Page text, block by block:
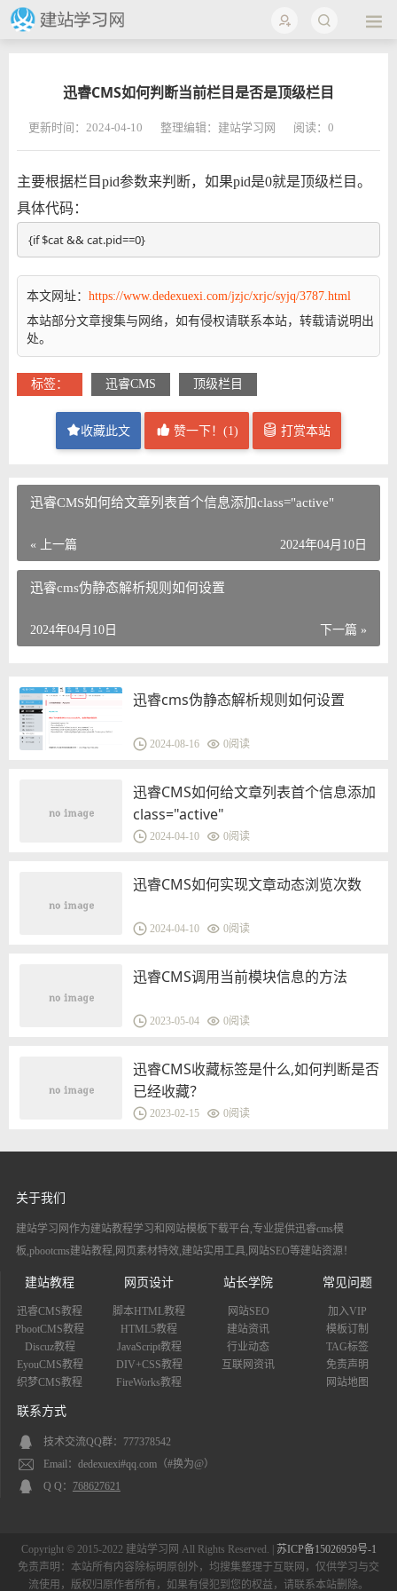
迅睿CMS如何判断当前栏目是否是顶级栏目
更新时间：2024-04-10 整理编辑：建站学习网 阅读： 0
主要根据栏目pid参数来判断，如果pid是0就是顶级栏目。
具体代码：
{if $cat && cat.pid==0}
本文网址： https://www.dedexuexi.com/jzjc/xrjc/syjq/3787.html
本站部分文章搜集与网络，如有侵权请联系本站，转载请说明出
处。
标签： 迅睿CMS 顶级栏目
收藏此文 赞一下！(1 ) 打赏本站
迅睿CMS如何给文章列表首个信息添加class="active"
« 上一篇 2024年04月10日
迅睿cms伪静态解析规则如何设置
2024年04月10日 下一篇 »
迅睿cms伪静态解析规则如何设置
2024-08-16 0阅读
迅睿CMS如何给文章列表首个信息添加
class="active"
2024-04-10 0阅读
迅睿CMS如何实现文章动态浏览次数
2024-04-10 0阅读
迅睿CMS调用当前模块信息的方法
2023-05-04 0阅读
迅睿CMS收藏标签是什么,如何判断是否
已经收藏？
2023-02-15 0阅读
关于我们
建站学习网作为建站教程学习和网站模板下载平台,专业提供迅睿cms模
板,pbootcms建站教程,网页素材特效,建站实用工具,网站SEO等建站资源！
建站教程
迅睿CMS教程
PbootCMS教程
Discuz教程
EyouCMS教程
织梦CMS教程
网页设计
脚本HTML教程
HTML5教程
JavaScript教程
DIV+CSS教程
FireWorks教程
站长学院
网站SEO
建站资讯
行业动态
互联网资讯
常见问题
加入VIP
模板订制
TAG标签
免责声明
网站地图
联系方式
技术交流QQ群：777378542
Email：dedexuexi#qq.com（#换为@）
Q Q： 768627621
Copyright © 2015-2022 建站学习网 All Rights Reserved. | 苏ICP备15026959号-1
免责声明：本站所有内容除标明原创外，均搜集整理于互联网，仅供学习与交
流使用，版权归原作者所有，如果有侵犯到您的权益，请联系本站删除。